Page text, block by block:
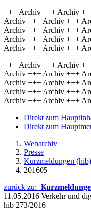
+++ Archiv +++ Archiv
Archiv +++ Archiv +++
Archiv +++ Archiv +++
Archiv +++ Archiv +++
Archiv +++ Archiv +++
+++ Archiv +++ Archiv
Archiv +++ Archiv +++
Archiv +++ Archiv +++
Archiv +++ Archiv +++
Archiv +++ Archiv +++
Direkt zum
Direkt zum
Webarchiv
Presse
Kurzmeldungen (hib)
201605
zurück zu:
11.05.2016 Verkehr und
hib 273/2016